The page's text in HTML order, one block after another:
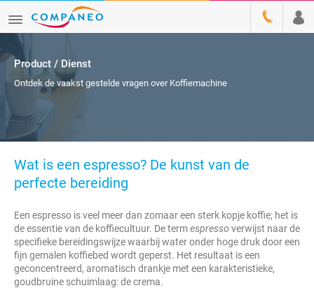
Product / Dienst
Ontdek de vaakst gestelde vragen over Koffiemachine
Wat is een espresso? De kunst van de
perfecte bereiding
Een espresso is veel meer dan zomaar een sterk kopje koffie; het is
de essentie van de koffiecultuur. De termespresso verwijst naar de
specifieke bereidingswijze waarbij water onder hoge druk door een
fijn gemalen koffiebed wordt geperst. Het resultaat is een
geconcentreerd, aromatisch drankje met een karakteristieke,
goudbruine schuimlaag: de crema.